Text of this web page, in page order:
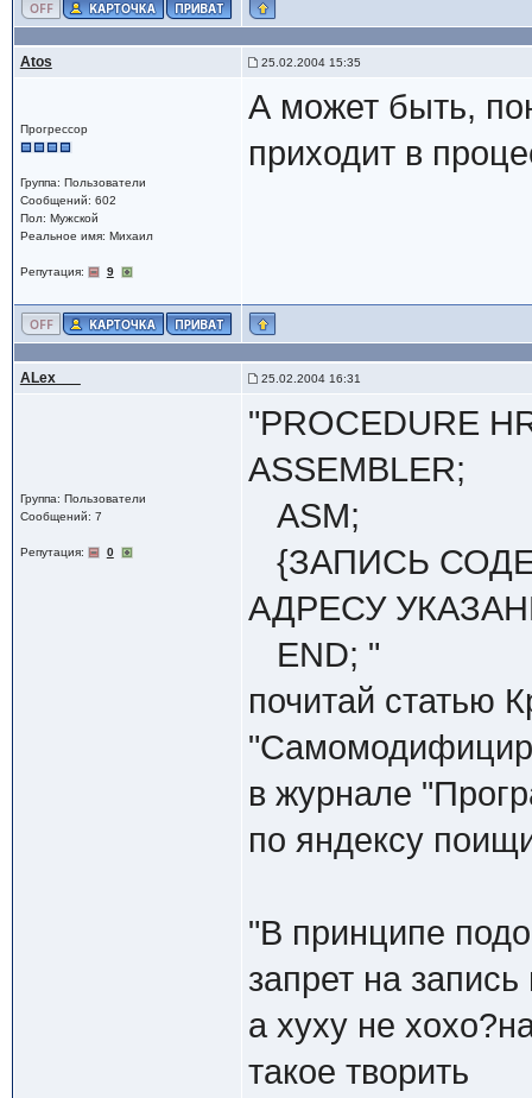
Atos 25.02.2004 15:35
Прогрессор
Группа: Пользователи
Сообщений: 602
Пол: Мужской
Реальное имя: Михаил
Репутация: 9
А может быть,
приходит в
ALex___ 25.02.2004 16:31
Группа: Пользователи
Сообщений: 7
Репутация: 0
"PROCEDURE
ASSEMBLER;
ASM;
{ЗАПИСЬ
АДРЕСУ
END; "
почитай статью
в журнале
по яндексу
"В принципе
запрет на
а хуху не
такое творить